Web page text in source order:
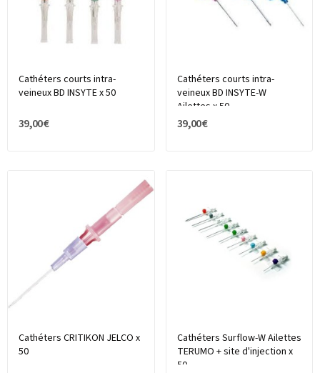
Cathéters courts intra-
veineux BD INSYTE x 50
39,00 €
Cathéters courts intra-
veineux BD INSYTE-W
Ailettes x 50
39,00 €
Cathéters CRITIKON JELCO x
50
Cathéters Surflow-W Ailettes
TERUMO + site d'injection x
50